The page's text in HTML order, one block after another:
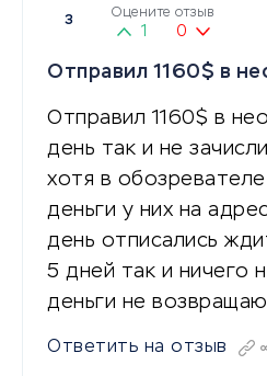
3
Оцените отзыв
1 0
Отправил 1160$ в
Отправил 1160$ в
день так и не
хотя в
деньги у них на
день отписались
5 дней так и ничего
деньги не
Ответить на отзыв